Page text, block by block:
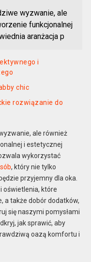
wyzwanie, ale
funkcjonalnej
aranżacja p
i
chic
rozwiązanie do
ale również
i estetycznej
wykorzystać
, który nie tylko
przyjemny dla oka.
oświetlenia, które
a także dobór dodatków,
się naszymi pomysłami
jak sprawić, aby
oazą komfortu i